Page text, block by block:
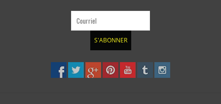
Poids net: 1,0 kg / paire
S'ABONNER